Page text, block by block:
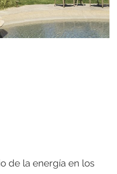
de la energía en los